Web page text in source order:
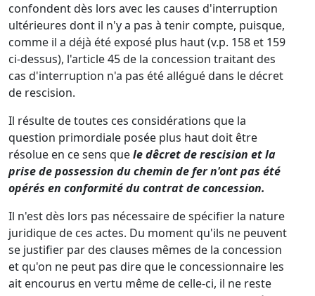
confondent dès lors avec les causes d'interruption
ultérieures dont il n'y a pas à tenir compte, puisque,
comme il a déjà été exposé plus haut (v.p. 158 et 159
ci-dessus), l'article 45 de la concession traitant des
cas d'interruption n'a pas été allégué dans le décret
de rescision.
Il résulte de toutes ces considérations que la
question primordiale posée plus haut doit être
résolue en ce sens quele dêcret de rescision et la
prise de possession du chemin de fer n'ont pas été
opérés en conformité du contrat de concession.
Il n'est dès lors pas nécessaire de spécifier la nature
juridique de ces actes. Du moment qu'ils ne peuvent
se justifier par des clauses mêmes de la concession
et qu'on ne peut pas dire que le concessionnaire les
ait encourus en vertu même de celle-ci, il ne reste